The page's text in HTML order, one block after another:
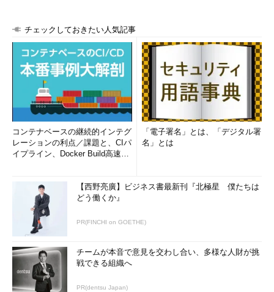
チェックしておきたい人気記事
コンテナベースの継続的インテグ
レーションの利点／課題と、CIパ
イプライン、Docker Build高速化
「電子署名」とは、「デジタル署
名」とは
【西野亮廣】ビジネス書最新刊『北極星 僕たちは
どう働くか』
PR(FINCHI on GOETHE)
チームが本音で意見を交わし合い、多様な人財が挑
戦できる組織へ
PR(dentsu Japan)